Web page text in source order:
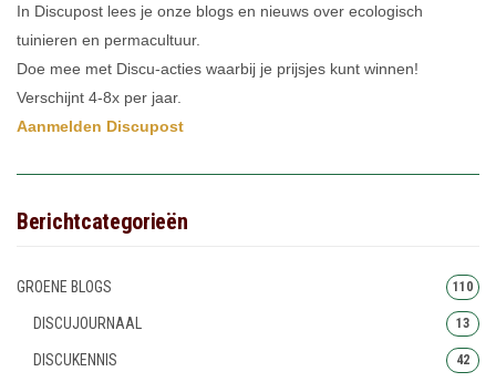
In Discupost lees je onze blogs en nieuws over ecologisch
tuinieren en permacultuur.
Doe mee met Discu-acties waarbij je prijsjes kunt winnen!
Verschijnt 4-8x per jaar.
Aanmelden Discupost
Berichtcategorieën
GROENE BLOGS 110
DISCUJOURNAAL 13
DISCUKENNIS 42